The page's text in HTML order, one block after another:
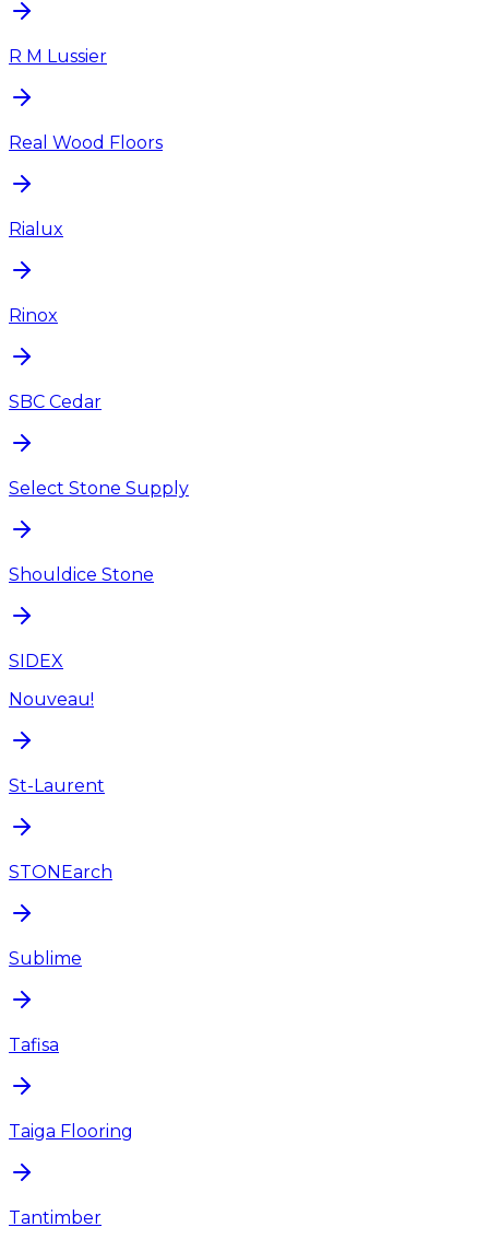
R M Lussier
Real Wood Floors
Rialux
Rinox
SBC Cedar
Select Stone Supply
Shouldice Stone
SIDEX
Nouveau!
St-Laurent
STONEarch
Sublime
Tafisa
Taiga Flooring
Tantimber